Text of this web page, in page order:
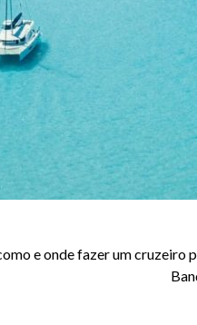
e onde fazer um